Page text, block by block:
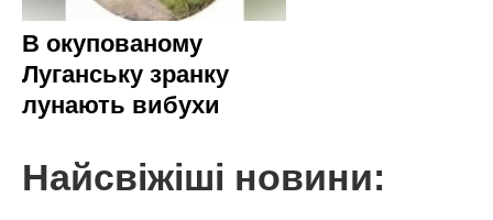
В окупованому
Луганську зранку
лунають вибухи
Найсвіжіші новини: